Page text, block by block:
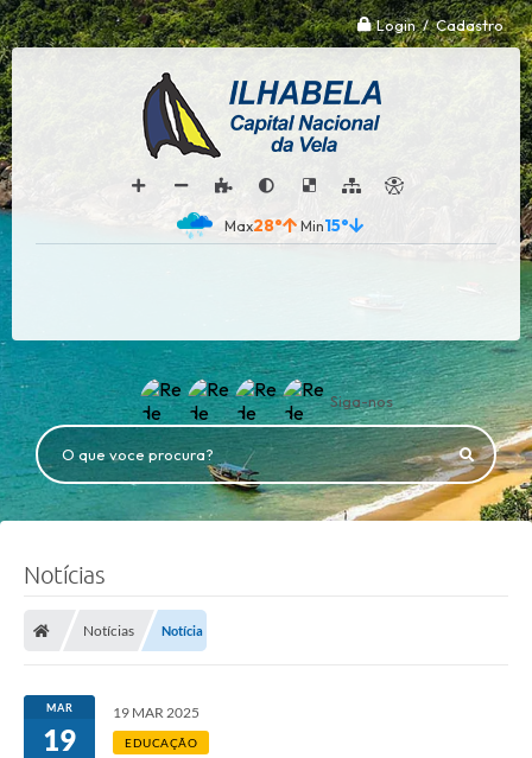
Login / Cadastro
28° 15°
Siga-nos
O que voce procura?
Notícias
Notícias Notícia
MAR
19
19 MAR 2025
EDUCAÇÃO